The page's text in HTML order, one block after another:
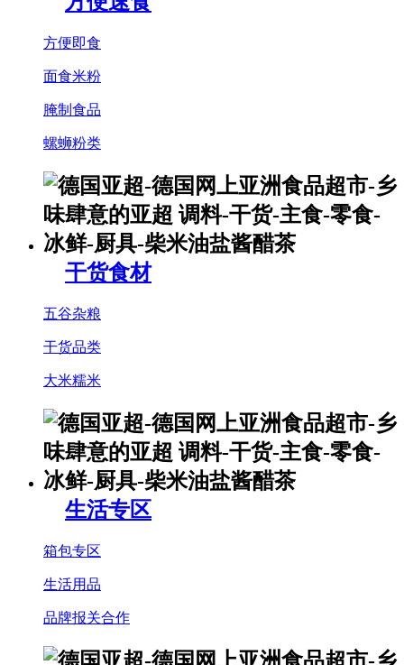
方便即食
面食米粉
腌制食品
螺蛳粉类
干货食材
五谷杂粮
干货品类
大米糯米
生活专区
箱包专区
生活用品
品牌报关合作